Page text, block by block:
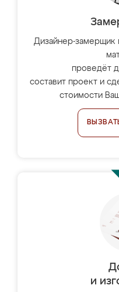
Дизайнер-замерщик
проведёт
составит проект и
стоимости
и